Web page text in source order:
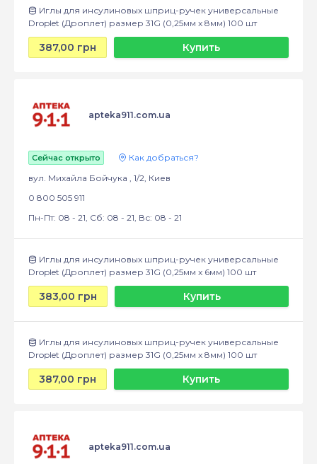
Иглы для инсулиновых шприц-ручек универсальные
Droplet (Дроплет) размер 31G (0,25мм x 8мм) 100 шт
387,00 грн Купить
apteka911.com.ua
Сейчас открыто
Как добраться?
вул. Михайла Бойчука , 1/2, Киев
0 800 505 911
Пн-Пт: 08 - 21, Сб: 08 - 21, Вс: 08 - 21
Иглы для инсулиновых шприц-ручек универсальные
Droplet (Дроплет) размер 31G (0,25мм x 6мм) 100 шт
383,00 грн Купить
Иглы для инсулиновых шприц-ручек универсальные
Droplet (Дроплет) размер 31G (0,25мм x 8мм) 100 шт
387,00 грн Купить
apteka911.com.ua